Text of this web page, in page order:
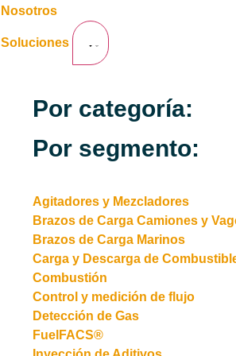
Nosotros
Soluciones
Por categoría:
Por segmento:
Agitadores y Mezcladores
Brazos de Carga Camiones y
Brazos de Carga Marinos
Carga y Descarga de
Combustión
Control y medición de flujo
Detección de Gas
FuelFACS®